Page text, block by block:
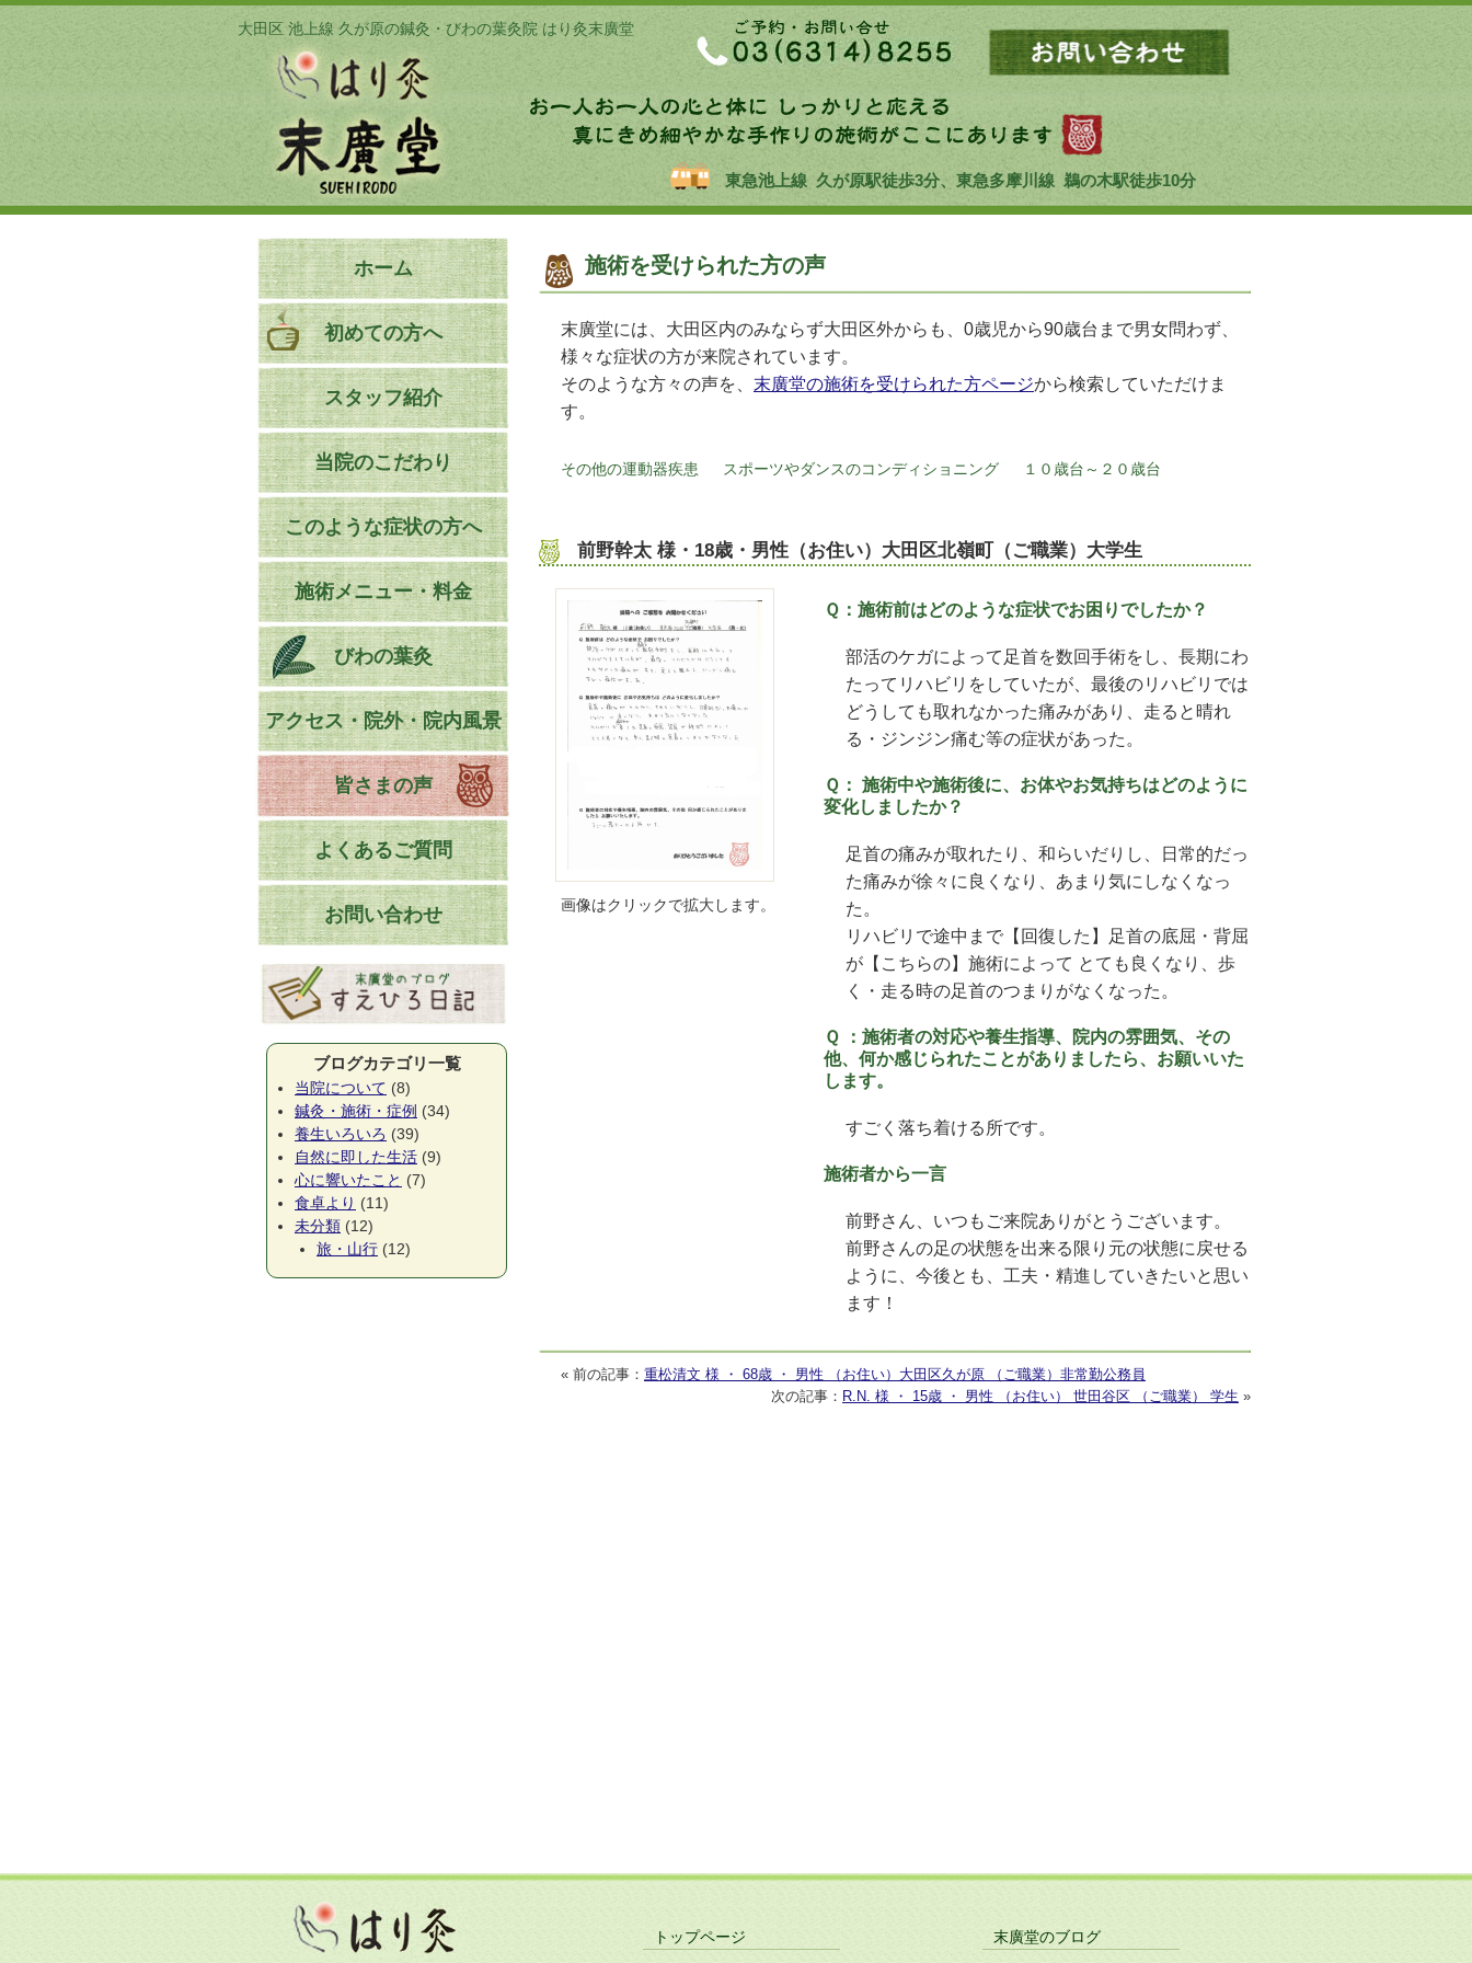
大田区 池上線 久が原の鍼灸・びわの葉灸院 はり灸末廣堂
東急池上線 久が原駅徒歩3分、東急多摩川線 鵜の木駅徒歩10分
施術を受けられた方の声
末廣堂には、大田区内のみならず大田区外からも、0歳児から90歳台まで男女問わず、
様々な症状の方が来院されています。
そのような方々の声を、 末廣堂の施術を受けられた方ページから検索していただけま
す。
その他の運動器疾患 スポーツやダンスのコンディショニング １０歳台～２０歳台
前野幹太 様・18歳・男性（お住い）大田区北嶺町（ご職業）大学生
画像はクリックで拡大します。
Ｑ：施術前はどのような症状でお困りでしたか？
部活のケガによって足首を数回手術をし、長期にわ
たってリハビリをしていたが、最後のリハビリでは
どうしても取れなかった痛みがあり、走ると晴れ
る・ジンジン痛む等の症状があった。
Ｑ： 施術中や施術後に、お体やお気持ちはどのように
変化しましたか？
足首の痛みが取れたり、和らいだりし、日常的だっ
た痛みが徐々に良くなり、あまり気にしなくなっ
た。
リハビリで途中まで【回復した】足首の底屈・背屈
が【こちらの】施術によって とても良くなり、歩
く・走る時の足首のつまりがなくなった。
Ｑ ：施術者の対応や養生指導、院内の雰囲気、その
他、何か感じられたことがありましたら、お願いいた
します。
すごく落ち着ける所です。
施術者から一言
前野さん、いつもご来院ありがとうございます。
前野さんの足の状態を出来る限り元の状態に戻せる
ように、今後とも、工夫・精進していきたいと思い
ます！
« 前の記事： 重松清文 様 ・ 68歳 ・ 男性 （お住い）大田区久が原 （ご職業）非常勤公務員
次の記事： R.N. 様 ・ 15歳 ・ 男性 （お住い） 世田谷区 （ご職業） 学生 »
ホーム
初めての方へ
スタッフ紹介
当院のこだわり
このような症状の方へ
施術メニュー・料金
びわの葉灸
アクセス・院外・院内風景
皆さまの声
よくあるご質問
お問い合わせ
ブログカテゴリ一覧
当院について (8)
鍼灸・施術・症例 (34)
養生いろいろ (39)
自然に即した生活 (9)
心に響いたこと (7)
食卓より (11)
未分類 (12)
旅・山行 (12)
トップページ
末廣堂のブログ